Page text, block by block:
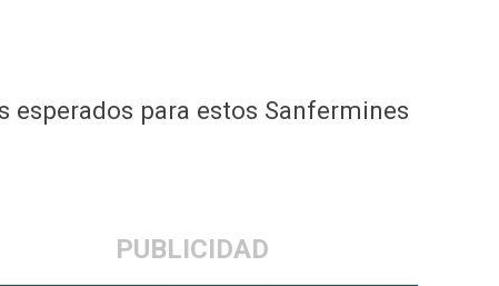
esperados para estos Sanfermines
PUBLICIDAD